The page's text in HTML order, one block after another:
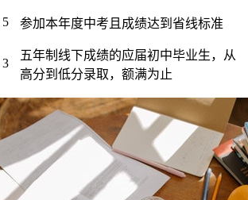
5 参加本年度中考且成绩达到省线标准
3
五年制线下成绩的应届初中毕业生，从
高分到低分录取，额满为止